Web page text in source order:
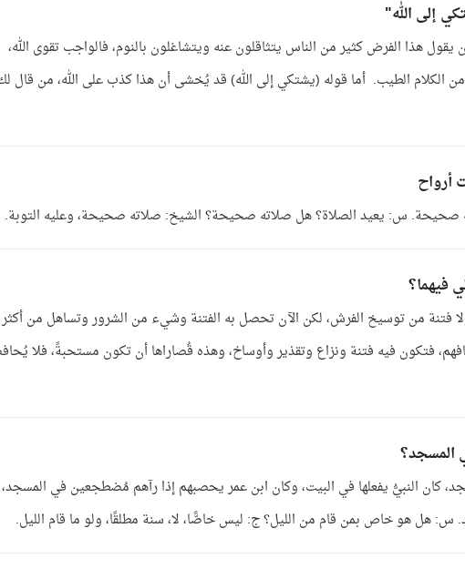
إلى الله"
هذا الفرض كثير من الناس يتثاقلون عنه ويتشاغلون بالنوم، فالواجب تقوى الله،
الكلام الطيب. أما قوله (يشتكي إلى الله) قد يُخشى أن هذا كذب على الله، من قال
أرواح
صحيحة. س: يعيد الصلاة؟ هل صلاته صحيحة؟ الشيخ: صلاته صحيحة، وعليه التوبة.
فيهما؟
فتنة من توسيخ الفرش، لكن الآن تحصل به الفتنة وشيء من الشرور وتساهل من أكثر
فتكون فيه فتنة ونزاع وتقذير وأوساخ، وهذه قُصاراها أن تكون مستحبةً، فلا
المسجد؟
كان النبيُّ يفعلها في البيت، وكان ابن عمر يحصبهم إذا رآهم مُضطجعين في المسجد،
هل هو خاص بمن قام من الليل؟ ج: ليس خاصًّا، لا، سنة مطلقًا، ولو ما قام الليل.